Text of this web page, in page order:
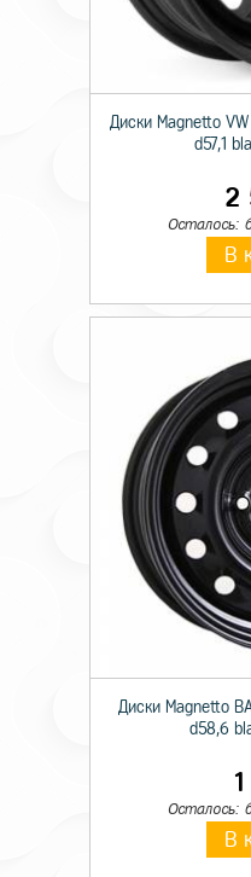
Диски Magnetto
d57,1
2
Осталось:
В
Диски Magnetto
d58,6
1
Осталось:
В